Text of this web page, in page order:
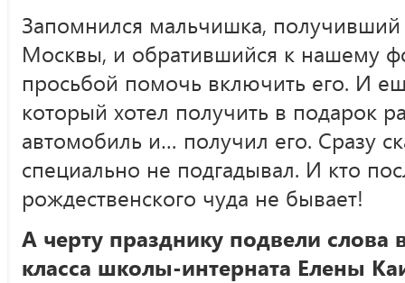
Запомнился мальчишка,
Москвы, и обратившийся к нашему
просьбой помочь включить его. И
который хотел получить в подарок
автомобиль и… получил его. Сразу
специально не подгадывал. И кто
рождественского чуда не бывает!
А черту празднику подвели слова
класса школы-интерната Елены